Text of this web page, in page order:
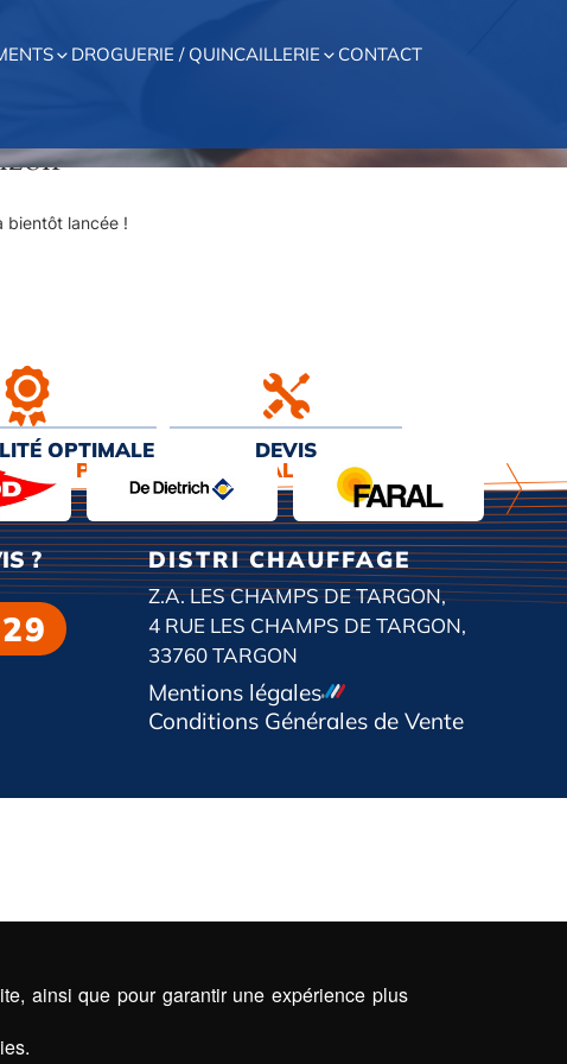
DROGUERIE / QUINCAILLERIE CONTACT
bientôt lancée !
OPTIMALE
PRIX
DEVIS
& INSTALLATION
? DISTRI CHAUFFAGE
Z.A. LES CHAMPS DE TARGON,
4 RUE LES CHAMPS DE TARGON,
33760 TARGON
Mentions légales
Conditions Générales de Vente
ainsi que pour garantir une expérience plus